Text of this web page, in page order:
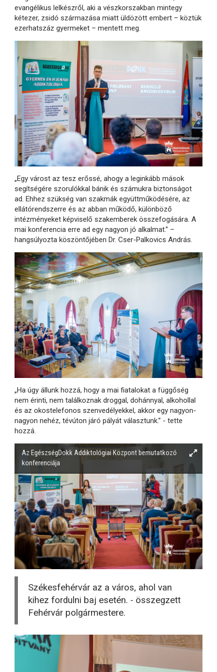
evangélikus lelkészről, aki a vészkorszakban mintegy
kétezer, zsidó származása miatt üldözött embert – köztük
ezerhatszáz gyermeket – mentett meg.
„Egy várost az tesz erőssé, ahogy a leginkább mások
segítségére szorulókkal bánik és számukra biztonságot
ad. Ehhez szükség van szakmák együttműködésére, az
ellátórendszerre és az abban működő, különböző
intézményeket képviselő szakemberek összefogására. A
mai konferencia erre ad egy nagyon jó alkalmat.” –
hangsúlyozta köszöntőjében Dr. Cser-Palkovics András.
„Ha úgy állunk hozzá, hogy a mai fiatalokat a függőség
nem érinti, nem találkoznak droggal, dohánnyal, alkohollal
és az okostelefonos szenvedélyekkel, akkor egy nagyon-
nagyon nehéz, tévúton járó pályát választunk.” - tette
hozzá.
Az EgészségDokk Addiktológiai Központ bemutatkozó
konferenciája
Székesfehérvár az a város, ahol van
kihez fordulni baj esetén. - összegzett
Fehérvár polgármestere.